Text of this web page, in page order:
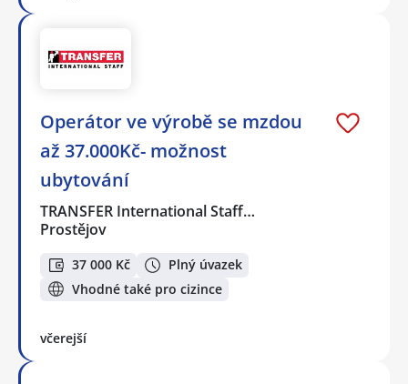
Operátor ve výrobě se mzdou
až 37.000Kč- možnost
ubytování
TRANSFER International Staff…
Prostějov
37 000 Kč
Plný úvazek
Vhodné také pro cizince
včerejší